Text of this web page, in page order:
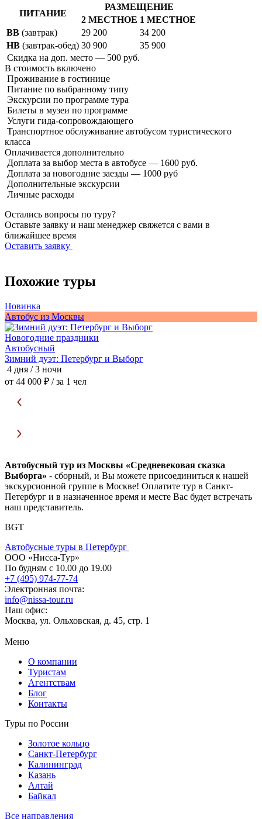
ПИТАНИЕ
РАЗМЕЩЕНИЕ
2 МЕСТНОЕ 1 МЕСТНОЕ
BB (завтрак) 29 200
34 200
HB (завтрак-обед) 30 900
35 900
Скидка на доп. место — 500 руб.
В стоимость включено
Проживание в гостинице
Питание по выбранному типу
Экскурсии по программе тура
Билеты в музеи по программе
Услуги гида-сопровождающего
Транспортное обслуживание автобусом туристического
класса
Оплачивается дополнительно
Доплата за выбор места в автобусе — 1600 руб.
Доплата за новогодние заезды — 1000 руб
Дополнительные экскурсии
Личные расходы
Остались вопросы по туру?
Оставьте заявку и наш менеджер свяжется с вами в
ближайшее время
Оставить заявку
Похожие туры
Новинка
Автобус из Москвы
Новогодние праздники
Автобусный
Зимний дуэт: Петербург и Выборг
4 дня / 3 ночи
от 44 000 ₽ / за 1 чел
Автобусный тур из Москвы «Средневековая сказка
Выборга» - сборный, и Вы можете присоединиться к нашей
экскурсионной группе в Москве! Оплатите тур в Санкт-
Петербург и в назначенное время и месте Вас будет встречать
наш представитель.
BGT
Автобусные туры в Петербург
ООО «Нисса-Тур»
По будням с 10.00 до 19.00
+7 (495) 974-77-74
Электронная почта:
info@nissa-tour.ru
Наш офис:
Москва, ул. Ольховская, д. 45, стр. 1
Меню
О компании
Туристам
Агентствам
Блог
Контакты
Туры по России
Золотое кольцо
Санкт-Петербург
Калининград
Казань
Алтай
Байкал
Все направления